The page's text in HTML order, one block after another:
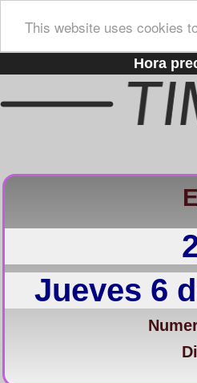
This website uses cookies
Hora
Jueves 6